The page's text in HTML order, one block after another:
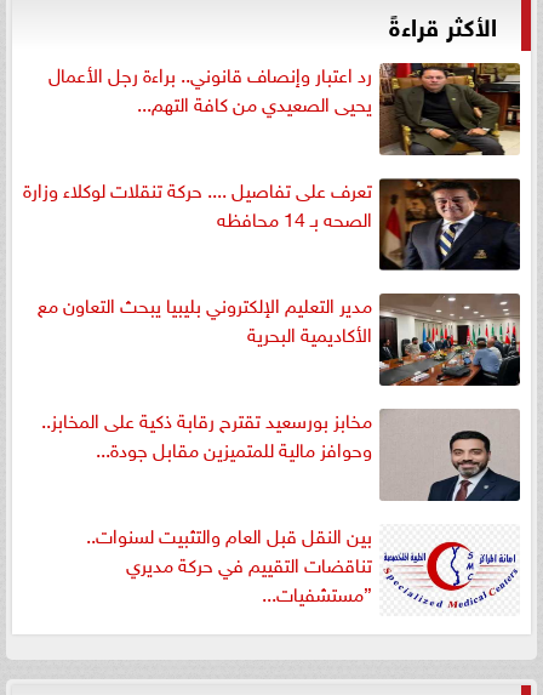
الأكثر قراءةً
رد اعتبار وإنصاف قانوني.. براءة رجل الأعمال
يحيى الصعيدي من كافة التهم...
تعرف على تفاصيل .... حركة تنقلات لوكلاء وزارة
الصحه بـ 14 محافظه
مدير التعليم الإلكتروني بليبيا يبحث التعاون مع
الأكاديمية البحرية
مخابز بورسعيد تقترح رقابة ذكية على المخابز..
وحوافز مالية للمتميزين مقابل جودة...
بين النقل قبل العام والتثبيت لسنوات..
تناقضات التقييم في حركة مديري
”مستشفيات...